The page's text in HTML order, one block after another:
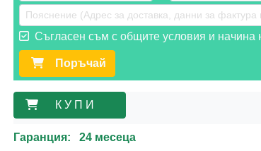
Съгласен съм с общите условия и начина
Поръчай
К У П И
Гаранция: 24 месеца